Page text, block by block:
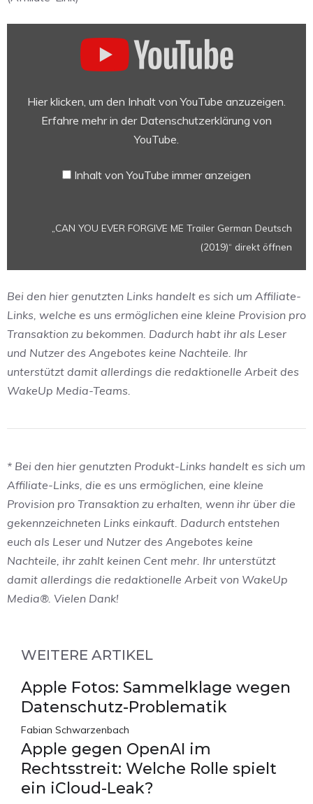
Hier klicken, um den Inhalt von YouTube anzuzeigen.
Erfahre mehr in der Datenschutzerklärung von
YouTube.
Inhalt von YouTube immer anzeigen
„CAN YOU EVER FORGIVE ME Trailer German Deutsch
(2019)“ direkt öffnen
Bei den hier genutzten Links handelt es sich um Affiliate-
Links, welche es uns ermöglichen eine kleine Provision pro
Transaktion zu bekommen. Dadurch habt ihr als Leser
und Nutzer des Angebotes keine Nachteile. Ihr
unterstützt damit allerdings die redaktionelle Arbeit des
WakeUp Media-Teams.
* Bei den hier genutzten Produkt-Links handelt es sich um
Affiliate-Links, die es uns ermöglichen, eine kleine
Provision pro Transaktion zu erhalten, wenn ihr über die
gekennzeichneten Links einkauft. Dadurch entstehen
euch als Leser und Nutzer des Angebotes keine
Nachteile, ihr zahlt keinen Cent mehr. Ihr unterstützt
damit allerdings die redaktionelle Arbeit von WakeUp
Media®. Vielen Dank!
WEITERE ARTIKEL
Apple Fotos: Sammelklage wegen
Datenschutz-Problematik
Fabian Schwarzenbach
Apple gegen OpenAI im
Rechtsstreit: Welche Rolle spielt
ein iCloud-Leak?